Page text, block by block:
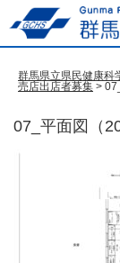
群馬県立県民健康科
売店出店者募集 >
07_平面図（